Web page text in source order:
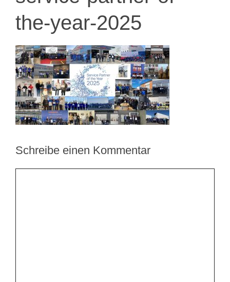
the-year-2025
Schreibe einen Kommentar